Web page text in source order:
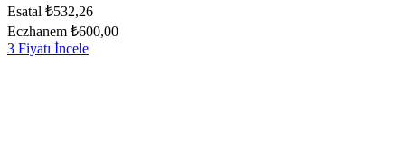
Esatal ₺532,26
Eczhanem ₺600,00
3 Fiyatı İncele